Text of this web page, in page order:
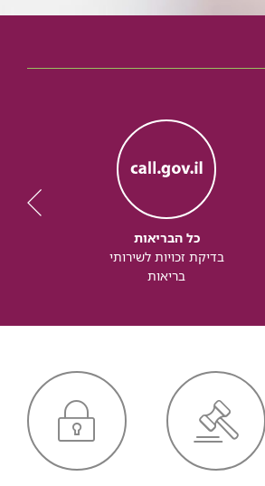
כל הבריאות
בדיקת זכויות לשירותי
בריאות